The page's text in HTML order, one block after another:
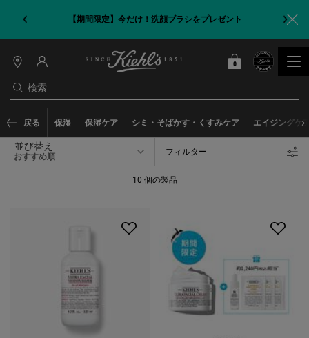
【期間限定】今だけ！洗顔ブラシをプレゼント
検索
店
情
報
カート
0
0 カート内の製品
戻る
保湿 保湿ケア シミ・そばかす・くすみケア エイジングケ
並び替え フィルター
フィルターメニュー
10 個の製品